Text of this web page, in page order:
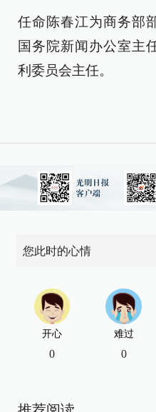
任命陈春江为商务部
国务院新闻办公室主
利委员会主任。
您此时的心情
开心
0
难过
0